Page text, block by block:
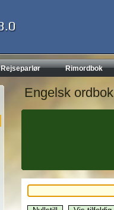
Rejseparlør Rimordbok
Engelsk ordbok